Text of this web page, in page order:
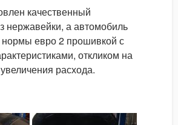
качественный
нержавейки, а автомобиль
евро 2 прошивкой с
откликом на
расхода.